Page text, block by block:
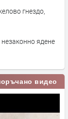
гнездо,
ядене
видео